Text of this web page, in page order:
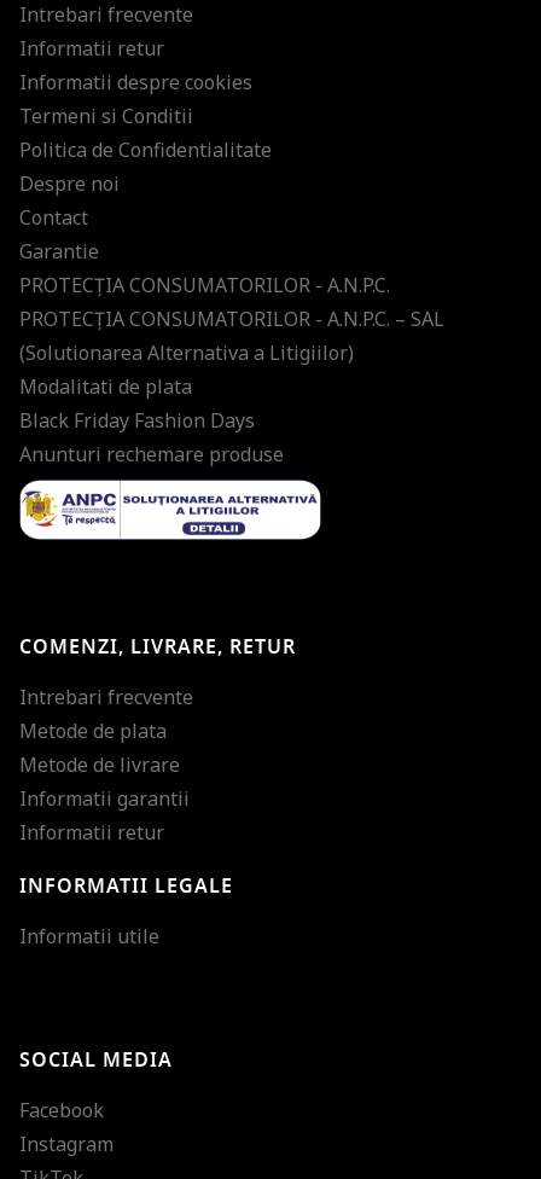
Intrebari frecvente
Informatii retur
Informatii despre cookies
Termeni si Conditii
Politica de Confidentialitate
Despre noi
Contact
Garantie
PROTECŢIA CONSUMATORILOR - A.N.P.C.
PROTECŢIA CONSUMATORILOR - A.N.P.C. – SAL
(Solutionarea Alternativa a Litigiilor)
Modalitati de plata
Black Friday Fashion Days
Anunturi rechemare produse
COMENZI, LIVRARE, RETUR
Intrebari frecvente
Metode de plata
Metode de livrare
Informatii garantii
Informatii retur
INFORMATII LEGALE
Informatii utile
SOCIAL MEDIA
Facebook
Instagram